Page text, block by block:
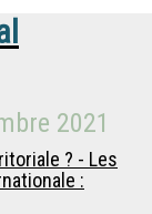
2021
? - Les
: